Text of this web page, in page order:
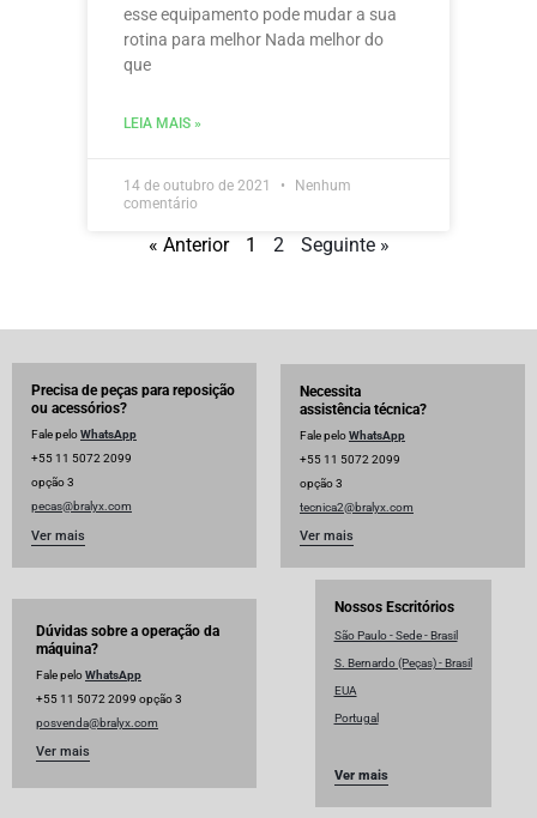
esse equipamento pode mudar a sua
rotina para melhor Nada melhor do
que
LEIA MAIS »
14 de outubro de 2021
Nenhum
comentário
« Anterior 1 2 Seguinte »
Precisa de peças para reposição
ou acessórios?
Fale peloWhatsApp
+55 11 5072 2099
opção 3
pecas@bralyx.com
Ver mais
Necessita
assistência técnica?
Fale peloWhatsApp
+55 11 5072 2099
opção 3
tecnica2@bralyx.com
Ver mais
Dúvidas sobre a operação da
máquina?
Fale peloWhatsApp
+55 11 5072 2099 opção 3
posvenda@bralyx.com
Ver mais
Nossos Escritórios
São Paulo - Sede - Brasil
S. Bernardo (Peças) - Brasil
EUA
Portugal
Ver mais